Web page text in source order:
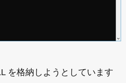
を格納しようとしています